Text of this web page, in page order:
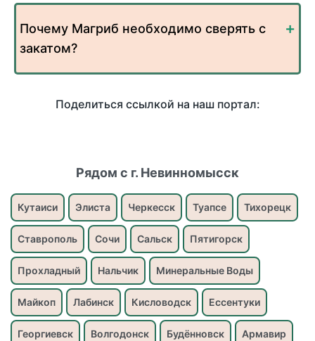
Почему Магриб необходимо сверять с
закатом?
Поделиться ссылкой на наш портал:
Рядом с г. Невинномысск
Кутаиси Элиста Черкесск Туапсе Тихорецк
Ставрополь Сочи Сальск Пятигорск
Прохладный Нальчик Минеральные Воды
Майкоп Лабинск Кисловодск Ессентуки
Георгиевск Волгодонск Будённовск Армавир